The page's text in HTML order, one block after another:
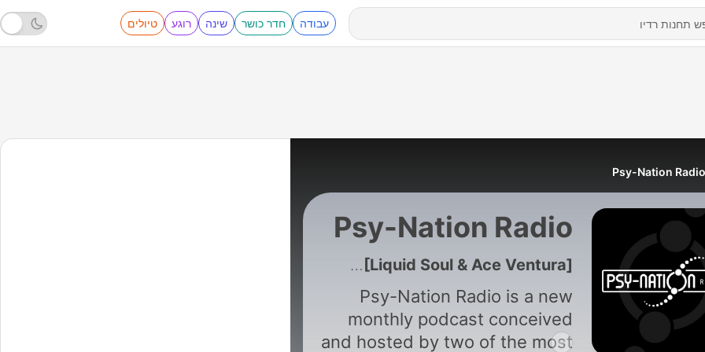
עבודה חדר כושר שינה רוגע טיולים
Psy-Nation Radio
Psy-Nation Radio
176 - Psy-Nation Radio 104 | incl.Talpa Mix [Liquid Soul & Ace Ventura]
Psy-Nation Radio is a new
monthly podcast conceived
and hosted by two of the most